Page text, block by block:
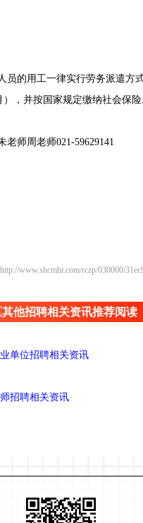
的用工一律实行劳务派遣方式
），并按国家规定缴纳社会保险
师周老师021-59629141
http://www.shcmhr.com/rczp/030000/
其他招聘相关资讯推荐阅读
业单位招聘相关资讯
师招聘相关资讯